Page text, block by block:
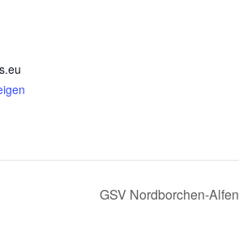
GSV Nordborchen-Alfen